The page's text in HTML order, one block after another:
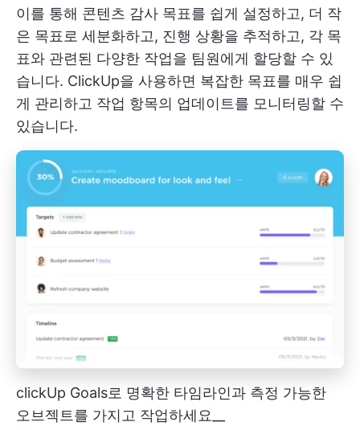
이를 통해 콘텐츠 감사 목표를 쉽게 설정하고, 더 작
은 목표로 세분화하고, 진행 상황을 추적하고, 각 목
표와 관련된 다양한 작업을 팀원에게 할당할 수 있
습니다. ClickUp을 사용하면 복잡한 목표를 매우 쉽
게 관리하고 작업 항목의 업데이트를 모니터링할 수
있습니다.
clickUp Goals로 명확한 타임라인과 측정 가능한
오브젝트를 가지고 작업하세요__